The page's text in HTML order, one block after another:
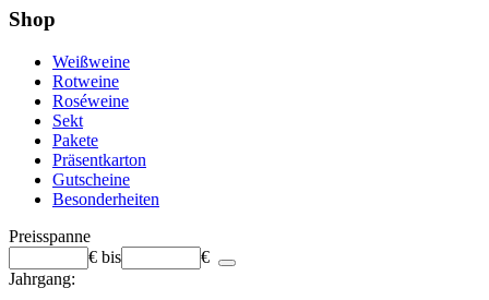
Shop
Weißweine
Rotweine
Roséweine
Sekt
Pakete
Präsentkarton
Gutscheine
Besonderheiten
Preisspanne
€ bis
€
Jahrgang: